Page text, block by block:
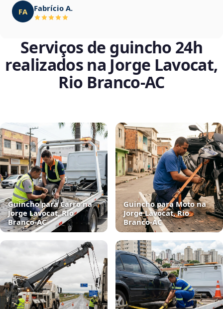
FA Fabrício A.
Serviços de guincho 24h
realizados na Jorge Lavocat,
Rio Branco‑AC
Guincho para Carro na
Jorge Lavocat, Rio
Branco‑AC
Guincho para Moto na
Jorge Lavocat, Rio
Branco‑AC